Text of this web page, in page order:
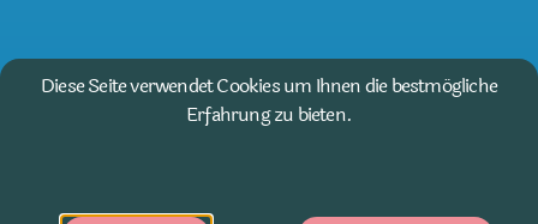
Diese Seite verwendet Cookies um Ihnen die bestmögliche
Erfahrung zu bieten.